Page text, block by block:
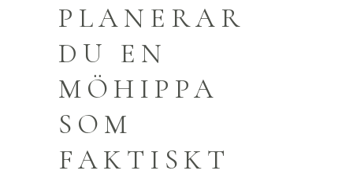
PLANERAR
DU EN
MÖHIPPA
SOM
FAKTISKT